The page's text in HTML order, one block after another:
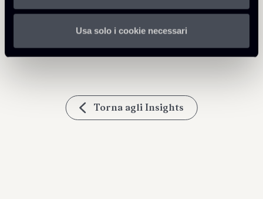
Usa solo i cookie necessari
Commissione-UE-documento-
263 Kb
Torna agli Insights